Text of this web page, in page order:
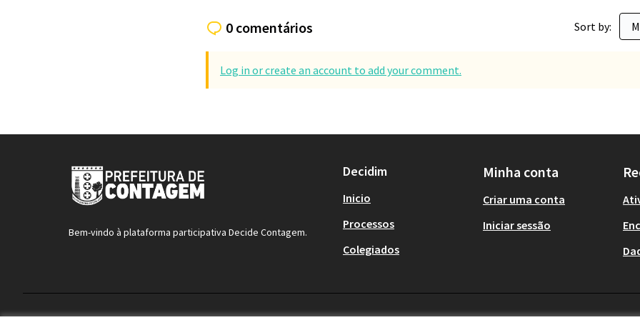
0 comentários Sort by:
Log in or create an account to add your comment.
Bem-vindo à plataforma participativa Decide Contagem.
Decidim
Inicio
Processos
Colegiados
Minha conta
Criar uma conta
Iniciar sessão